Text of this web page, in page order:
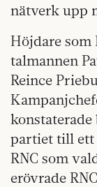
nätverk upp
Höjdare som
talmannen
Reince
partiet till ett
RNC som
erövrade